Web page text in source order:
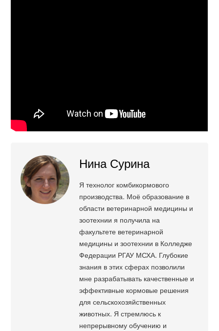
Нина Сурина
Я технолог комбикормового
производства. Моё образование в
области ветеринарной медицины и
зоотехнии я получила на
факультете ветеринарной
медицины и зоотехнии в Колледже
Федерации РГАУ МСХА. Глубокие
знания в этих сферах позволили
мне разрабатывать качественные и
эффективные кормовые решения
для сельскохозяйственных
животных. Я стремлюсь к
непрерывному обучению и